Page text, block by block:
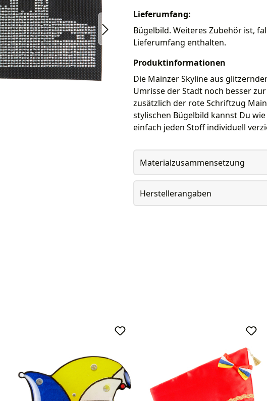
Lieferumfang:
Bügelbild. Weiteres Zubehör ist,
Lieferumfang enthalten.
Produktinformationen
Die Mainzer Skyline aus
Umrisse der Stadt noch besser
zusätzlich der rote Schriftzug
stylischen Bügelbild kannst Du
einfach jeden Stoff individuell
Materialzusammensetzung
Herstellerangaben